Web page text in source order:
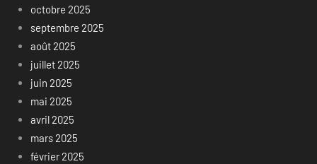
octobre 2025
septembre 2025
août 2025
juillet 2025
juin 2025
mai 2025
avril 2025
mars 2025
février 2025